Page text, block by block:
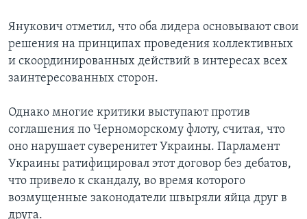
Янукович отметил, что оба лидера основывают свои
решения на принципах проведения коллективных
и скоординированных действий в интересах всех
заинтересованных сторон.
Однако многие критики выступают против
соглашения по Черноморскому флоту, считая, что
оно нарушает суверенитет Украины. Парламент
Украины ратифицировал этот договор без дебатов,
что привело к скандалу, во время которого
возмущенные законодатели швыряли яйца друг в
друга.